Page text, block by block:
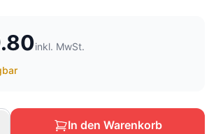
inkl. MwSt.
In den Warenkorb